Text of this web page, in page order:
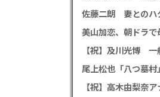
佐藤二朗 妻とのハ
美山加恋、朝ドラで
【祝】及川光博 一
【祝】高木由梨奈